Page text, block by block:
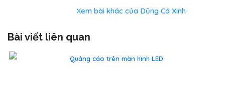
Xem bài khác của Dũng Cá Xinh
Bài viết liên quan